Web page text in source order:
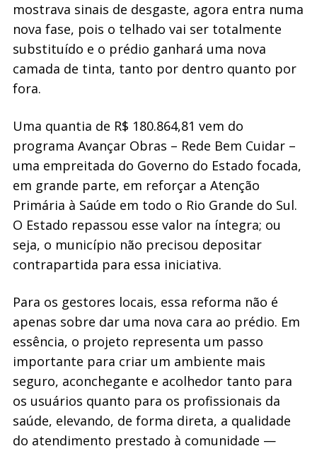
mostrava sinais de desgaste, agora entra numa
nova fase, pois o telhado vai ser totalmente
substituído e o prédio ganhará uma nova
camada de tinta, tanto por dentro quanto por
fora.
Uma quantia de R$ 180.864,81 vem do
programa Avançar Obras – Rede Bem Cuidar –
uma empreitada do Governo do Estado focada,
em grande parte, em reforçar a Atenção
Primária à Saúde em todo o Rio Grande do Sul.
O Estado repassou esse valor na íntegra; ou
seja, o município não precisou depositar
contrapartida para essa iniciativa.
Para os gestores locais, essa reforma não é
apenas sobre dar uma nova cara ao prédio. Em
essência, o projeto representa um passo
importante para criar um ambiente mais
seguro, aconchegante e acolhedor tanto para
os usuários quanto para os profissionais da
saúde, elevando, de forma direta, a qualidade
do atendimento prestado à comunidade —